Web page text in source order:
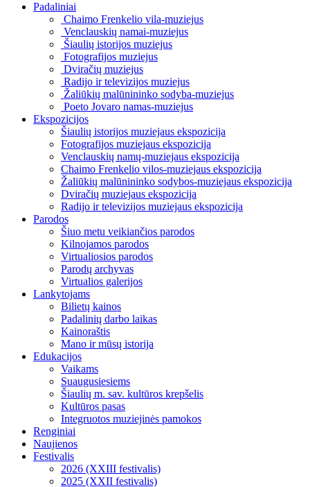
Padaliniai
Chaimo Frenkelio vila-muziejus
Venclauskių namai-muziejus
Šiaulių istorijos muziejus
Fotografijos muziejus
Dviračių muziejus
Radijo ir televizijos muziejus
Žaliūkių malūnininko sodyba-muziejus
Poeto Jovaro namas-muziejus
Ekspozicijos
Šiaulių istorijos muziejaus ekspozicija
Fotografijos muziejaus ekspozicija
Venclauskių namų-muziejaus ekspozicija
Chaimo Frenkelio vilos-muziejaus ekspozicija
Žaliūkių malūnininko sodybos-muziejaus ekspozicija
Dviračių muziejaus ekspozicija
Radijo ir televizijos muziejaus ekspozicija
Parodos
Šiuo metu veikiančios parodos
Kilnojamos parodos
Virtualiosios parodos
Parodų archyvas
Virtualios galerijos
Lankytojams
Bilietų kainos
Padalinių darbo laikas
Kainoraštis
Mano ir mūsų istorija
Edukacijos
Vaikams
Suaugusiesiems
Šiaulių m. sav. kultūros krepšelis
Kultūros pasas
Integruotos muziejinės pamokos
Renginiai
Naujienos
Festivalis
2026 (XXIII festivalis)
2025 (XXII festivalis)